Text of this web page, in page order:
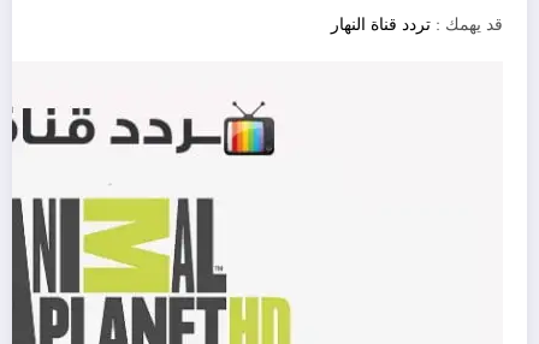
قد يهمك : تردد قناة النهار